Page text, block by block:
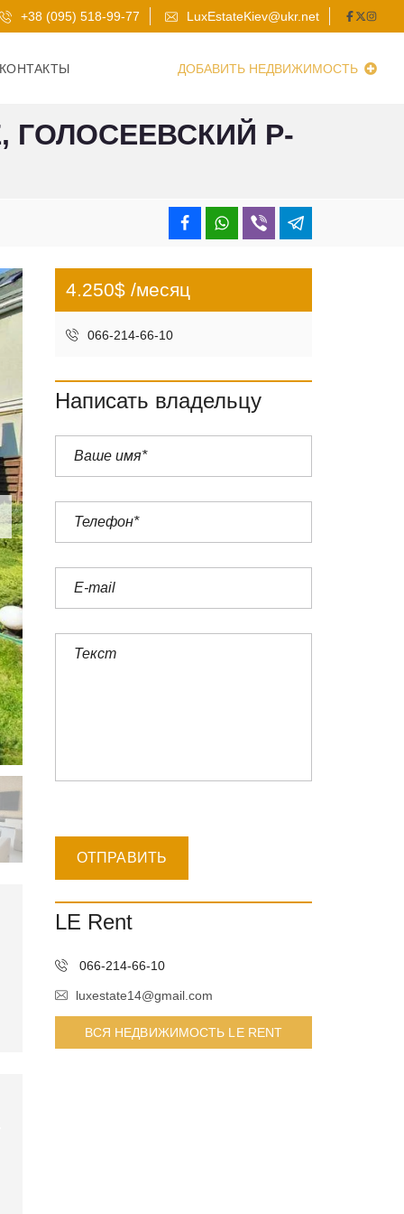
+38 (095) 518-99-77 LuxEstateKiev@ukr.net
ДОБАВИТЬ НЕДВИЖИМОСТЬ
ГОЛОСЕЕВСКИЙ Р-
4.250$ /месяц
066-214-66-10
Написать владельцу
LE Rent
066-214-66-10
luxestate14@gmail.com
ВСЯ НЕДВИЖИМОСТЬ LE RENT